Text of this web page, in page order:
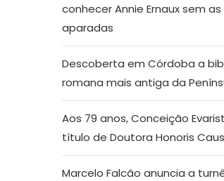
conhecer Annie Ernaux sem
aparadas
Descoberta em Córdoba a
romana mais antiga da
Aos 79 anos, Conceição
título de Doutora Honoris
Marcelo Falcão anuncia a